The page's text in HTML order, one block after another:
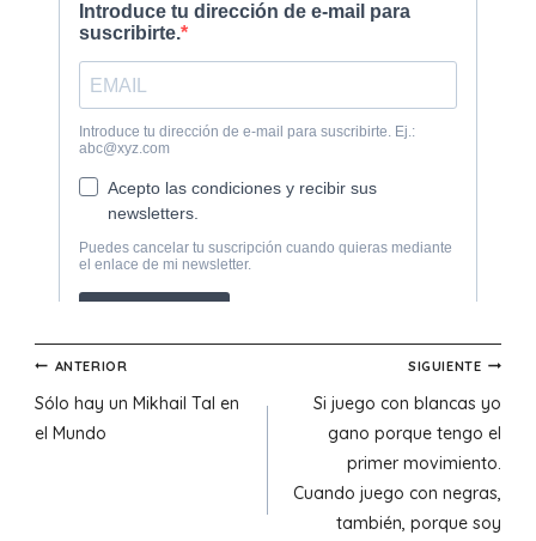
Navegación
de
ANTERIOR
Sólo hay un Mikhail Tal en
el Mundo
SIGUIENTE
Si juego con blancas yo
gano porque tengo el
primer movimiento.
Cuando juego con negras,
también, porque soy